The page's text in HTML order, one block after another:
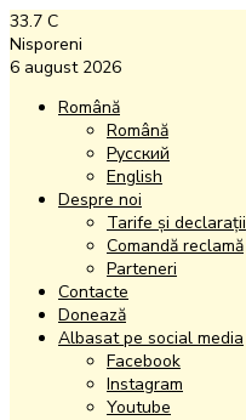
33.7 C
Nisporeni
6 august 2026
Română
Română
Русский
English
Despre noi
Tarife și declarații
Comandă reclamă
Parteneri
Contacte
Donează
Albasat pe social media
Facebook
Instagram
Youtube